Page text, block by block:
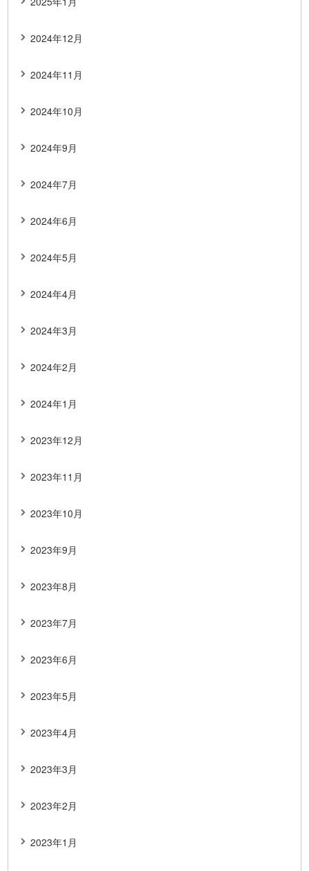
2024年12月
2024年11月
2024年10月
2024年9月
2024年7月
2024年6月
2024年5月
2024年4月
2024年3月
2024年2月
2024年1月
2023年12月
2023年11月
2023年10月
2023年9月
2023年8月
2023年7月
2023年6月
2023年5月
2023年4月
2023年3月
2023年2月
2023年1月